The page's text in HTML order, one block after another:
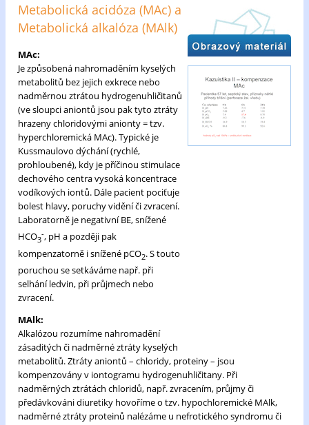
Metabolická acidóza (MAc) a
Metabolická alkalóza (MAlk)
MAc:
Je způsobená nahromaděním kyselých
metabolitů bez jejich exkrece nebo
nadměrnou ztrátou hydrogenuhličitanů
(ve sloupci aniontů jsou pak tyto ztráty
hrazeny chloridovými anionty = tzv.
hyperchloremická MAc). Typické je
Kussmaulovo dýchání (rychlé,
prohloubené), kdy je příčinou stimulace
dechového centra vysoká koncentrace
vodíkových iontů. Dále pacient pociťuje
bolest hlavy, poruchy vidění či zvracení.
Laboratorně je negativní BE, snížené
HCO3
-, pH a později pak
kompenzatorně i snížené pCO2. S touto
poruchou se setkáváme např. při
selhání ledvin, při průjmech nebo
zvracení.
MAlk:
Alkalózou rozumíme nahromadění
zásaditých či nadměrné ztráty kyselých
metabolitů. Ztráty aniontů – chloridy, proteiny – jsou
kompenzovány v iontogramu hydrogenuhličitany. Při
nadměrných ztrátách chloridů, např. zvracením, průjmy či
předávkováni diuretiky hovoříme o tzv. hypochloremické MAlk,
nadměrné ztráty proteinů nalézáme u nefrotického syndromu či